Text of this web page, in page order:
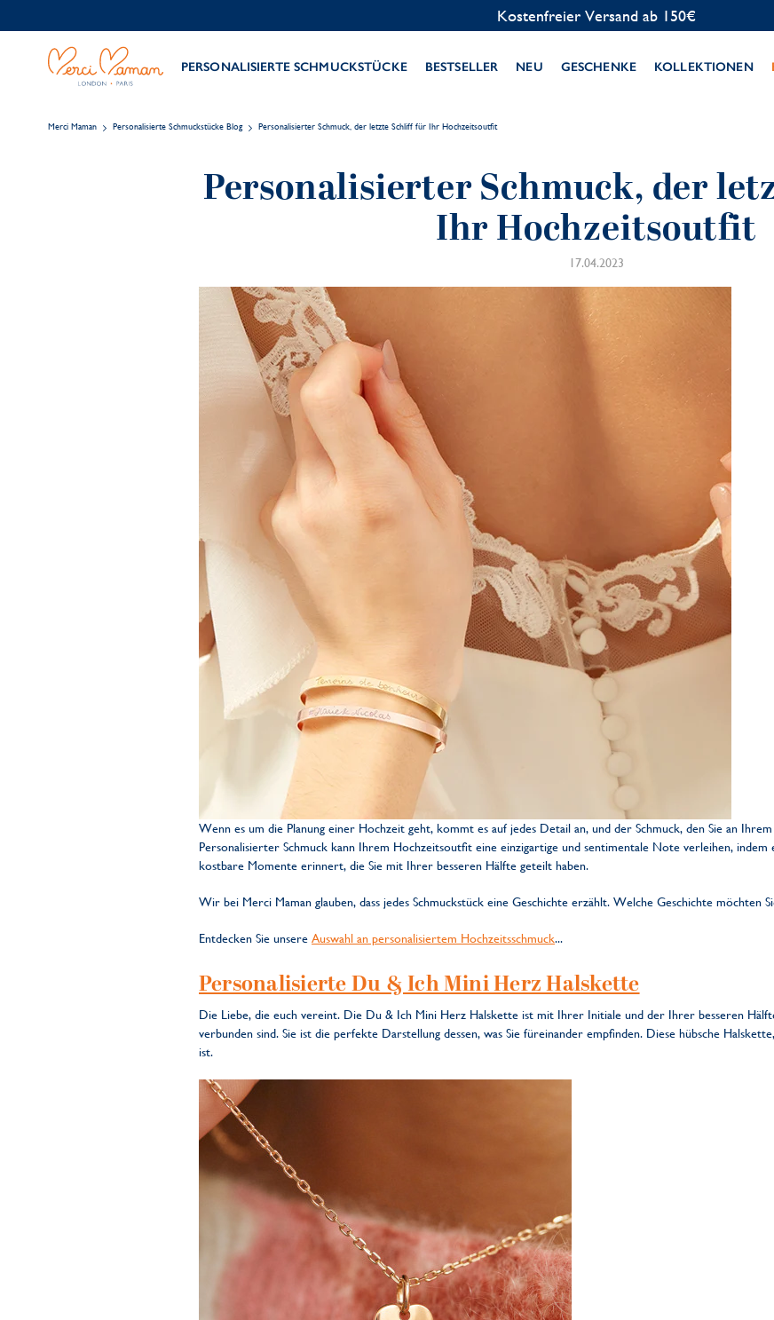
Kostenlose Personalisierung
PERSONALISIERTE SCHMUCKSTÜCKE BESTSELLER NEU GESCHENKE KOLLEKTIONEN
Merci Maman Personalisierte Schmuckstücke Blog Personalisierter Schmuck, der letzte Schliff für Ihr Hochzeitsoutfit
Personalisierter Schmuck, der
Ihr Hochzeitsoutfit
17.04.2023
Wenn es um die Planung einer Hochzeit geht, kommt es auf jedes Detail an, und der Schmuck, den Sie an
Personalisierter Schmuck kann Ihrem Hochzeitsoutfit eine einzigartige und sentimentale Note verleihen,
kostbare Momente erinnert, die Sie mit Ihrer besseren Hälfte geteilt haben.
Wir bei Merci Maman glauben, dass jedes Schmuckstück eine Geschichte erzählt. Welche Geschichte möchten
Entdecken Sie unsere Auswahl an personalisiertem Hochzeitsschmuck...
Personalisierte Du & Ich Mini Herz Halskette
Die Liebe, die euch vereint. Die Du & Ich Mini Herz Halskette ist mit Ihrer Initiale und der Ihrer besseren
verbunden sind. Sie ist die perfekte Darstellung dessen, was Sie füreinander empfinden. Diese hübsche
ist.